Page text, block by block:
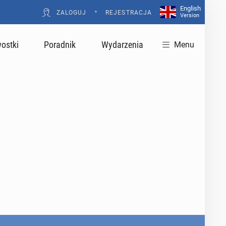
ZALOGUJ • REJESTRACJA
English
Version
Poradnik Wydarzenia Menu